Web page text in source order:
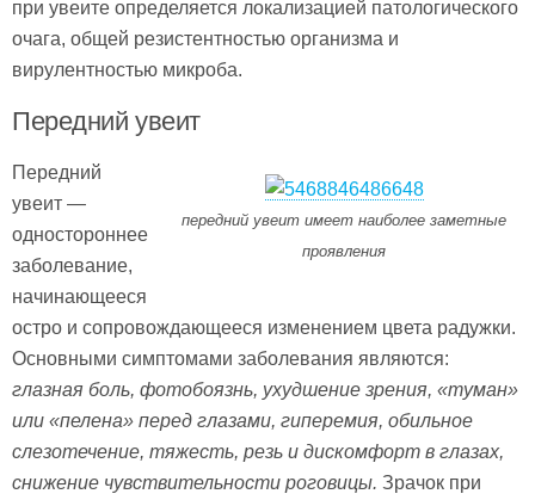
при увеите определяется локализацией патологического
очага, общей резистентностью организма и
вирулентностью микроба.
Передний увеит
передний увеит имеет наиболее заметные
проявления
Передний
увеит —
одностороннее
заболевание,
начинающееся
остро и сопровождающееся изменением цвета радужки.
Основными симптомами заболевания являются:
глазная боль, фотобоязнь, ухудшение зрения, «туман»
или «пелена» перед глазами, гиперемия, обильное
слезотечение, тяжесть, резь и дискомфорт в глазах,
снижение чувствительности роговицы. Зрачок при